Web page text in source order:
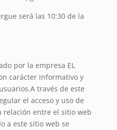
será las 10:30 de la
por la empresa EL
carácter informativo y
través de este
el acceso y uso de
relación entre el sitio web
a este sitio web se